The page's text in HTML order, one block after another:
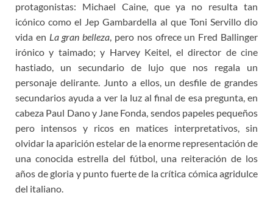
protagonistas: Michael Caine, que ya no resulta tan
icónico como el Jep Gambardella al que Toni Servillo dio
vida en La gran belleza, pero nos ofrece un Fred Ballinger
irónico y taimado; y Harvey Keitel, el director de cine
hastiado, un secundario de lujo que nos regala un
personaje delirante. Junto a ellos, un desfile de grandes
secundarios ayuda a ver la luz al final de esa pregunta, en
cabeza Paul Dano y Jane Fonda, sendos papeles pequeños
pero intensos y ricos en matices interpretativos, sin
olvidar la aparición estelar de la enorme representación de
una conocida estrella del fútbol, una reiteración de los
años de gloria y punto fuerte de la crítica cómica agridulce
del italiano.